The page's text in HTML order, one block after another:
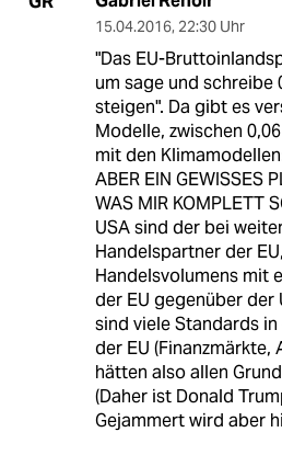
15.04.2016, 22:30 Uhr
"Das EU-
um sage und schreibe
steigen". Da gibt es
Modelle, zwischen
mit den
ABER EIN GEWISSES
WAS MIR KOMPLETT
USA sind der bei
Handelspartner der
Handelsvolumens mit
der EU gegenüber der
sind viele Standards
der EU (Finanzmärkte,
hätten also allen
(Daher ist Donald
Gejammert wird aber